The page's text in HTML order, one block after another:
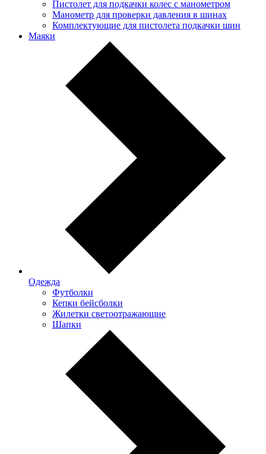
Пистолет для подкачки колес с манометром
Манометр для проверки давления в шинах
Комплектующие для пистолета подкачки шин
Маяки
Одежда
Футболки
Кепки бейсболки
Жилетки светоотражающие
Шапки